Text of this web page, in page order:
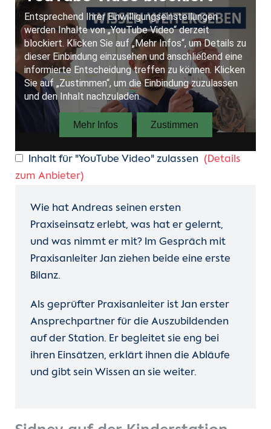
Wie hat Andreas seinen ersten
Praxiseinsatz erlebt, was hat er gelernt,
und was nimmt er mit? Im Gespräch mit
Praxisanleiter Jan ziehen beide eine erste
Bilanz.
Als geprüfter Praxisanleiter ist Jan erster
Ansprechpartner für die Auszubildenden
auf der Station. Er begleitet sie eng bei
ihren Einsätzen, erklärt ihnen die Abläufe
und gibt sein Wissen an sie weiter.
Inhalt für "YouTube Video" zulassen (Details
zum Anbieter)